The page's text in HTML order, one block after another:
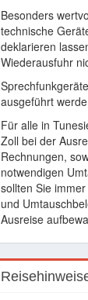
Besonders
technische
deklarieren
Wiederausfuhr
ausgeführt
Für alle in
Zoll bei der
Rechnungen,
notwendigen
sollten Sie
und
Ausreise